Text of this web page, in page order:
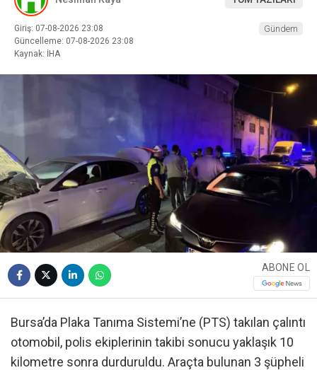
Giriş: 07-08-2026 23:08
Güncelleme: 07-08-2026 23:08
Kaynak: İHA
Gündem
ABONE OL
Bursa’da Plaka Tanıma Sistemi’ne (PTS) takılan çalıntı
otomobil, polis ekiplerinin takibi sonucu yaklaşık 10
kilometre sonra durduruldu. Araçta bulunan 3 şüpheli